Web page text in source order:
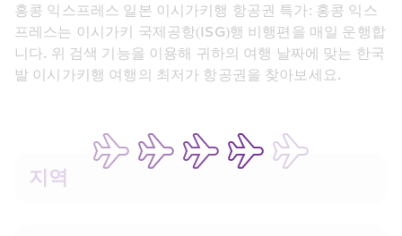
홍콩 익스프레스 일본 이시가키행 항공권 특가: 홍콩 익스
프레스는 이시가키 국제공항(ISG)행 비행편을 매일 운행합
니다. 위 검색 기능을 이용해 귀하의 여행 날짜에 맞는 한국
발 이시가키행 여행의 최저가 항공권을 찾아보세요.
지역